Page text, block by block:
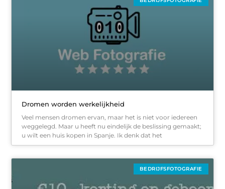
Dromen worden werkelijkheid
Veel mensen dromen ervan, maar het is niet voor iedereen
weggelegd. Maar u heeft nu eindelijk de beslissing gemaakt;
u wilt een huis kopen in Spanje. Ik denk dat het
BEDRIJFSFOTOGRAFIE